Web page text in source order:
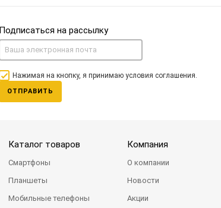
Подписаться на рассылку
Нажимая на кнопку, я принимаю условия соглашения.
ОТПРАВИТЬ
Каталог товаров
Смартфоны
Планшеты
Мобильные телефоны
Компания
О компании
Новости
Акции